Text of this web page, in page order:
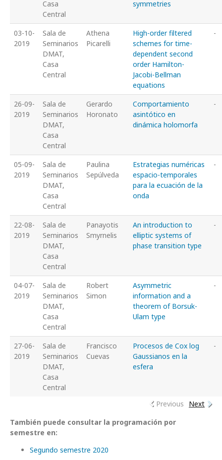
Casa
Central
symmetries
03-10-
2019
Sala de
Seminarios
DMAT,
Casa
Central
Athena
Picarelli
High-order filtered
schemes for time-
dependent second
order Hamilton-
Jacobi-Bellman
equations
-
26-09-
2019
Sala de
Seminarios
DMAT,
Casa
Central
Gerardo
Horonato
Comportamiento
asintótico en
dinámica holomorfa
-
05-09-
2019
Sala de
Seminarios
DMAT,
Casa
Central
Paulina
Sepúlveda
Estrategias numéricas
espacio-temporales
para la ecuación de la
onda
-
22-08-
2019
Sala de
Seminarios
DMAT,
Casa
Central
Panayotis
Smyrnelis
An introduction to
elliptic systems of
phase transition type
-
04-07-
2019
Sala de
Seminarios
DMAT,
Casa
Central
Robert
Simon
Asymmetric
information and a
theorem of Borsuk-
Ulam type
-
27-06-
2019
Sala de
Seminarios
DMAT,
Casa
Central
Francisco
Cuevas
Procesos de Cox log
Gaussianos en la
esfera
-
Previous
Next
También puede consultar la programación por
semestre en:
Segundo semestre 2020